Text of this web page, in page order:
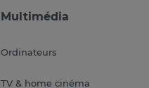
Multimédia
Ordinateurs
TV & home cinéma